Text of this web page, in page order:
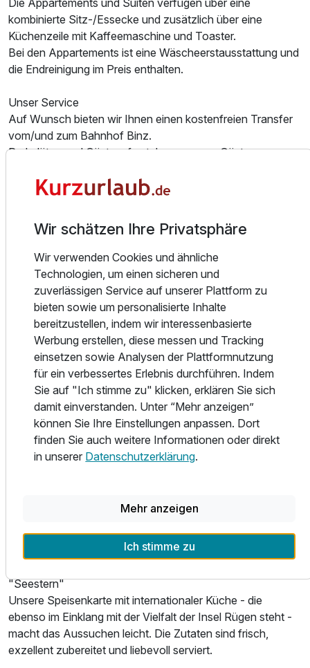
Für 3 Tage p.P. ab247,99 €
1 Erwachsenen und 1 Kind
Doppelzimmer zur Einzelnutzung B
1 Erwachsenen und 1 Kind
Die Appartements und Suiten verfügen über eine
kombinierte Sitz-/Essecke und zusätzlich über eine
Küchenzeile mit Kaffeemaschine und Toaster.
Bei den Appartements ist eine Wäscheerstausstattung und
die Endreinigung im Preis enthalten.
Unser Service
Auf Wunsch bieten wir Ihnen einen kostenfreien Transfer
vom/und zum Bahnhof Binz.
Parkplätze und Gästesafe stehen unseren Gästen gegen
"Vitarium"
Auf 3000qm erstreckt sich mit südländischem Flair der
wohl größte Wintergarten Rügens - das "Vitarium". Hier
erwarten die Gäste Spiel, Sport und Spaß wie Billard,
Airhockey oder Miniscooter. Für die Kinder wird im Kids-
Club (saisonal) liebevoll gesorgt. Im Outdoorbereich stehen
eine Minigolfanlage, ein Fahrradverleih und ein
Strandkorbverleih zur Verfügung.
WELLNESS
Bitte beachten Sie, dass unser Erlebnisbad in der Zeit vom
04.01.-22.01.2027 nicht geöffnet ist. Während dieser Zeit
nutzen Sie unsere Saunalandschaft kostenfrei.
Erlebnisgrotten, Wasserfällen und Kinderplanschbecken
Badespaß zu jeder Jahreszeit garantiert.
"Seestern"
Unsere Speisenkarte mit internationaler Küche - die
ebenso im Einklang mit der Vielfalt der Insel Rügen steht -
macht das Aussuchen leicht. Die Zutaten sind frisch,
exzellent zubereitet und liebevoll serviert.
Wir schätzen Ihre Privatsphäre
Wir verwenden Cookies und ähnliche
Technologien, um einen sicheren und
zuverlässigen Service auf unserer Plattform zu
bieten sowie um personalisierte Inhalte
bereitzustellen, indem wir interessenbasierte
Werbung erstellen, diese messen und Tracking
einsetzen sowie Analysen der Plattformnutzung
für ein verbessertes Erlebnis durchführen. Indem
Sie auf "Ich stimme zu" klicken, erklären Sie sich
damit einverstanden. Unter “Mehr anzeigen”
können Sie Ihre Einstellungen anpassen. Dort
finden Sie auch weitere Informationen oder direkt
in unserer Datenschutzerklärung.
Mehr anzeigen
Ich stimme zu